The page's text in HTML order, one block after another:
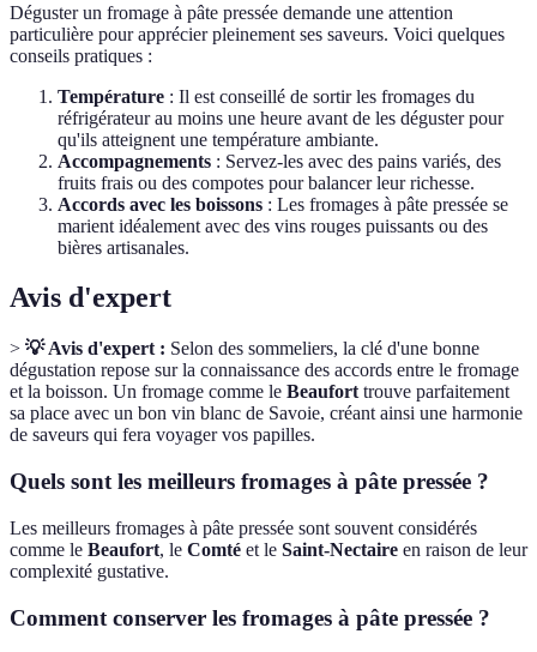
Déguster un fromage à pâte pressée demande une attention
particulière pour apprécier pleinement ses saveurs. Voici quelques
conseils pratiques :
Température : Il est conseillé de sortir les fromages du
réfrigérateur au moins une heure avant de les déguster pour
qu'ils atteignent une température ambiante.
Accompagnements : Servez-les avec des pains variés, des
fruits frais ou des compotes pour balancer leur richesse.
Accords avec les boissons : Les fromages à pâte pressée se
marient idéalement avec des vins rouges puissants ou des
bières artisanales.
Avis d'expert
> 💡 Avis d'expert : Selon des sommeliers, la clé d'une bonne
dégustation repose sur la connaissance des accords entre le fromage
et la boisson. Un fromage comme le Beaufort trouve parfaitement
sa place avec un bon vin blanc de Savoie, créant ainsi une harmonie
de saveurs qui fera voyager vos papilles.
Quels sont les meilleurs fromages à pâte pressée ?
Les meilleurs fromages à pâte pressée sont souvent considérés
comme le Beaufort, le Comté et le Saint-Nectaire en raison de leur
complexité gustative.
Comment conserver les fromages à pâte pressée ?